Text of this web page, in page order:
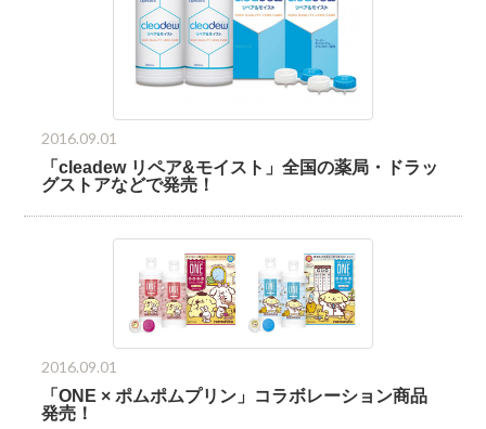
2016.09.01
「cleadew リペア&モイスト」全国の薬局・ドラッ
グストアなどで発売！
2016.09.01
「ONE × ポムポムプリン」コラボレーション商品
発売！